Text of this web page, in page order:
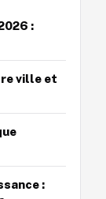
:
ville et
: